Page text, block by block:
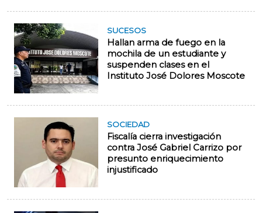
SUCESOS
Hallan arma de fuego en la
mochila de un estudiante y
suspenden clases en el
Instituto José Dolores Moscote
SOCIEDAD
Fiscalía cierra investigación
contra José Gabriel Carrizo por
presunto enriquecimiento
injustificado